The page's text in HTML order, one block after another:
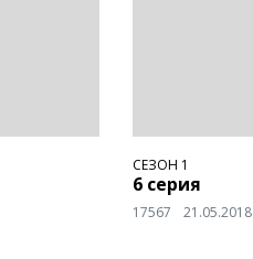
СЕЗОН 1
6 серия
17567 21.05.2018